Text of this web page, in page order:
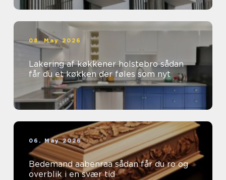
08. May 2026
Lakering af køkkener holstebro sådan
får du et køkken der føles som nyt
06. May 2026
Bedemand aabenraa sådan får du ro og
overblik i en svær tid